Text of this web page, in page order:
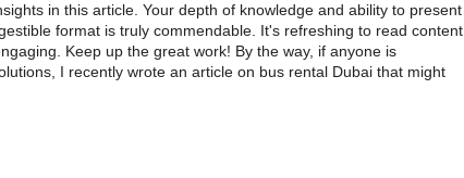
in this article. Your depth of knowledge and ability to present
format is truly commendable. It's refreshing to read content
Keep up the great work! By the way, if anyone is
I recently wrote an article on bus rental Dubai that might